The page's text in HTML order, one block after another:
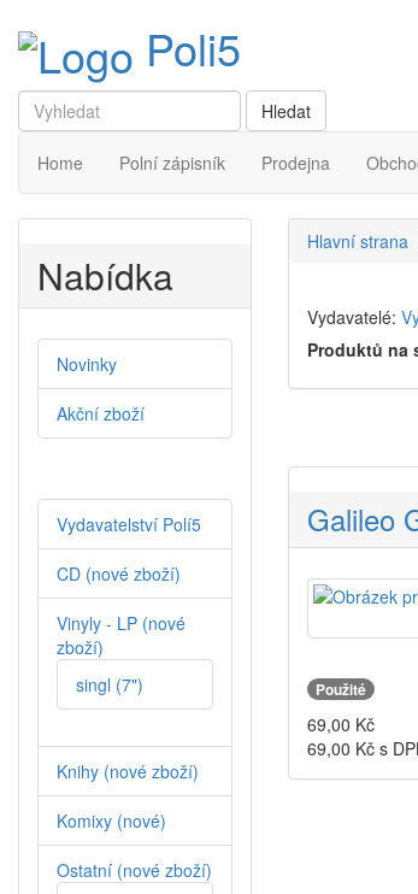
Poli5
Home Polní zápisník Prodejna
Hlavní strana
Vydavatelé:
Produktů na
Galileo
Použité
69,00 Kč
69,00 Kč s
Nabídka
Novinky
Akční zboží
Vydavatelství Polí5
CD (nové zboží)
Vinyly - LP (nové
zboží)
singl (7")
Knihy (nové zboží)
Komixy (nové)
Ostatní (nové zboží)